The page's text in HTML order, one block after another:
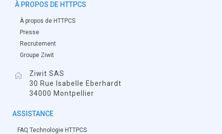
À PROPOS DE HTTPCS
À propos de HTTPCS
Presse
Recrutement
Groupe Ziwit
Ziwit SAS
30 Rue Isabelle Eberhardt
34000 Montpellier
ASSISTANCE
FAQ Technologie HTTPCS